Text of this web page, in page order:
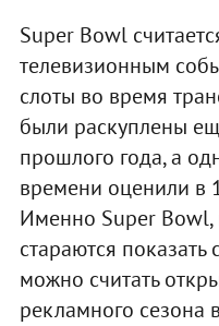
Super Bowl
телевизионным
слоты во время
были раскуплены
прошлого года, а
времени оценили в
Именно Super
стараются
можно считать
рекламного сезона